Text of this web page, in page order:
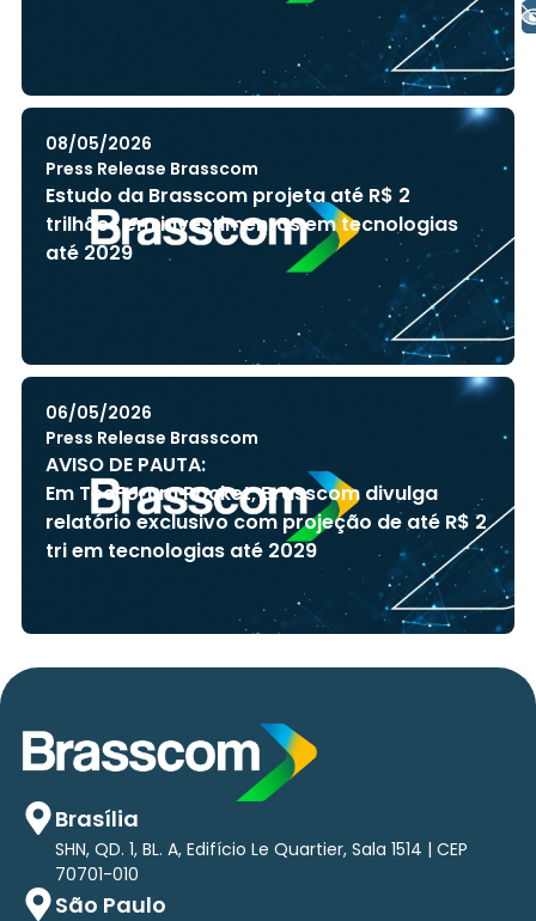
08/05/2026
Press Release Brasscom
Estudo da Brasscom projeta até R$ 2
trilhões em investimentos em tecnologias
até 2029
06/05/2026
Press Release Brasscom
AVISO DE PAUTA:
Em TecForum Pocket, Brasscom divulga
relatório exclusivo com projeção de até R$ 2
tri em tecnologias até 2029
Brasília
SHN, QD. 1, BL. A, Edifício Le Quartier, Sala 1514 | CEP
70701-010
São Paulo
+ Acessibilidade